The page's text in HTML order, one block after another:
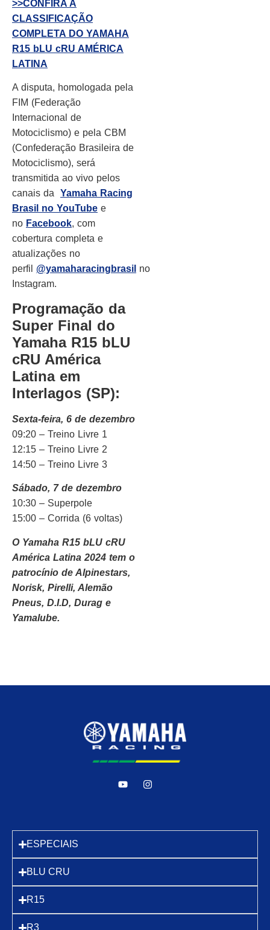
>>CONFIRA A
CLASSIFICAÇÃO
COMPLETA DO YAMAHA
R15 bLU cRU AMÉRICA
LATINA
A disputa, homologada pela
FIM (Federação
Internacional de
Motociclismo) e pela CBM
(Confederação Brasileira de
Motociclismo), será
transmitida ao vivo pelos
canais da Yamaha Racing
Brasil no YouTube e
no Facebook, com
cobertura completa e
atualizações no
perfil @yamaharacingbrasil no
Instagram.
Programação da
Super Final do
Yamaha R15 bLU
cRU América
Latina em
Interlagos (SP):
Sexta-feira, 6 de dezembro
09:20 – Treino Livre 1
12:15 – Treino Livre 2
14:50 – Treino Livre 3
Sábado, 7 de dezembro
10:30 – Superpole
15:00 – Corrida (6 voltas)
O Yamaha R15 bLU cRU
América Latina 2024 tem o
patrocínio de Alpinestars,
Norisk, Pirelli, Alemão
Pneus, D.I.D, Durag e
Yamalube.
ESPECIAIS
BLU CRU
R15
R3